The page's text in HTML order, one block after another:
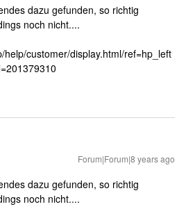
dazu gefunden, so richtig
noch nicht....
help/customer/display.html/ref=hp_left
Forum|Forum|8 years ago
dazu gefunden, so richtig
noch nicht....